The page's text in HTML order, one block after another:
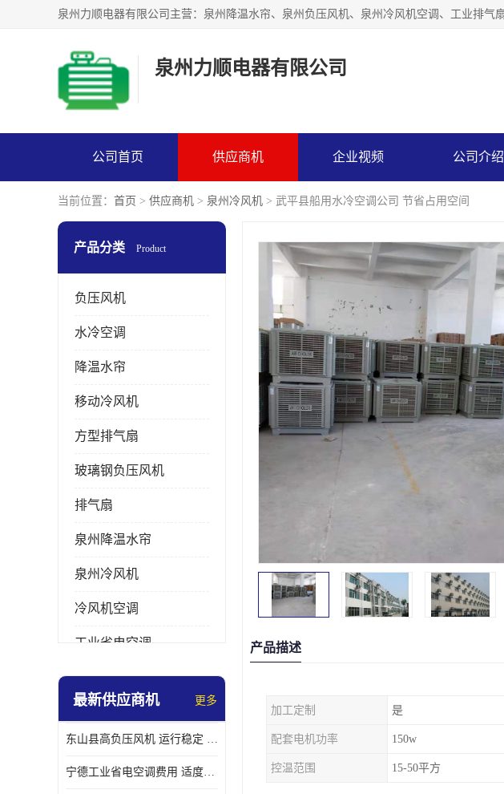
泉州力顺电器有限公司
公司首页 供应商机 企业视频 公司介绍
当前位置： 首页 > 供应商机 > 泉州冷风机 > 武平县船用水冷空调公司 节省占用空间
产品分类 Product
负压风机
水冷空调
降温水帘
移动冷风机
方型排气扇
玻璃钢负压风机
排气扇
泉州降温水帘
泉州冷风机
冷风机空调
工业省电空调
工业大吊扇
最新供应商机 更多
东山县高负压风机 运行稳定 耐高温 防腐蚀
宁德工业省电空调费用 适度较高 节省占用空间
产品描述
加工定制 是
配套电机功率 150w
控温范围 15-50平方